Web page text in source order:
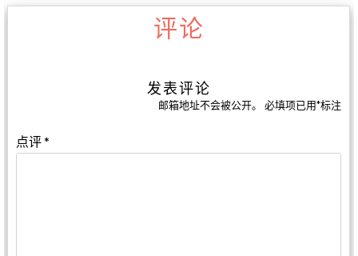
评论
发表评论
邮箱地址不会被公开。 必填项已用*标注
点评*